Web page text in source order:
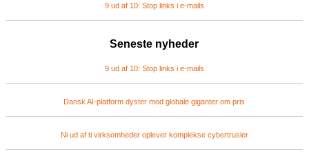
9 ud af 10: Stop links i e-mails
Seneste nyheder
9 ud af 10: Stop links i e-mails
Dansk AI-platform dyster mod globale giganter om pris
Ni ud af ti virksomheder oplever komplekse cybertrusler